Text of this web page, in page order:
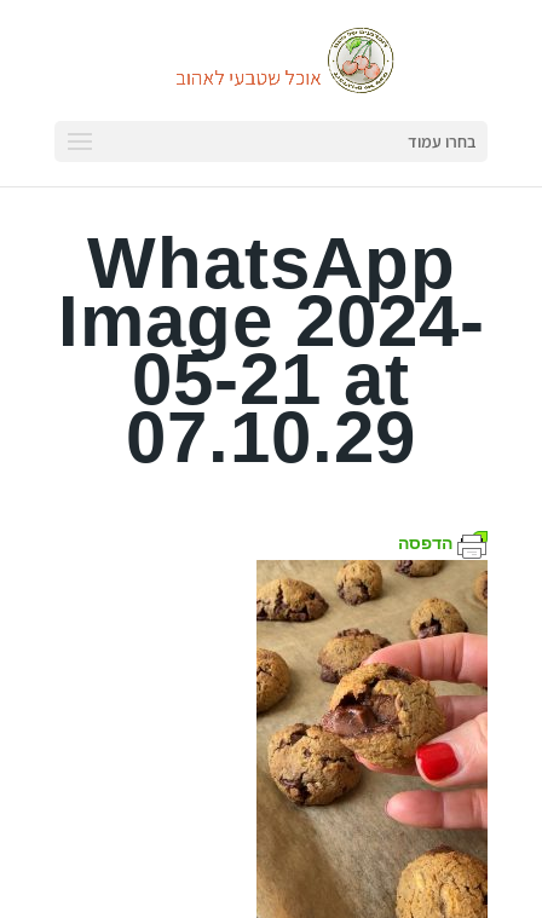
בחרו עמוד
WhatsApp
Image 2024-
05-21 at
07.10.29
הדפסה